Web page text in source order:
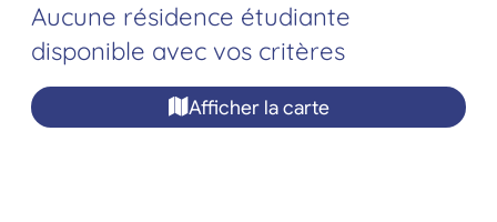
Aucune résidence étudiante
disponible avec vos critères
Afficher la carte